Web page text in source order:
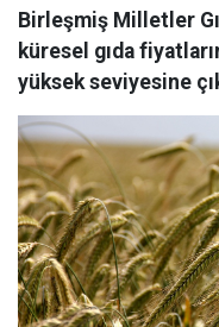
Birleşmiş Milletler
küresel gıda
yüksek seviyesine